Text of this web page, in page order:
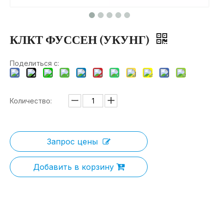
КЛКТ ФУССЕН (УКУНГ)
Поделиться с:
Количество:
Запрос цены
Добавить в корзину